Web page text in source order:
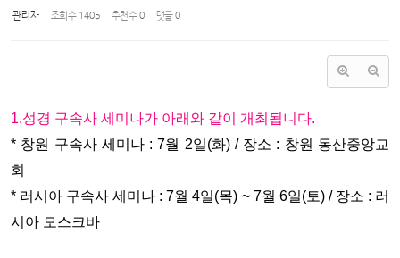
관리자 조회 수 1405 추천 수0 댓글0
1.성경 구속사 세미나가 아래와 같이 개최됩니다.
* 창원 구속사 세미나 : 7월 2일(화) / 장소 : 창원 동산중앙교
회
* 러시아 구속사 세미나 : 7월 4일(목) ~ 7월 6일(토) / 장소 : 러
시아 모스크바